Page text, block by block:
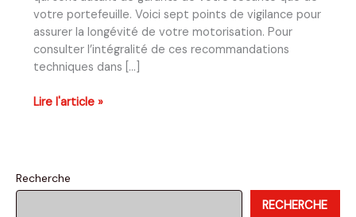
votre portefeuille. Voici sept points de vigilance pour
assurer la longévité de votre motorisation. Pour
consulter l’intégralité de ces recommandations
techniques dans […]
Entretenir
7
conseils
Lire l'article »
Recherche
RECHERCHE